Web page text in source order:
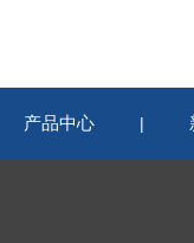
产品中心 |